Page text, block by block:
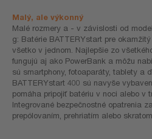
Malý, ale výkonný
Malé rozmery a - v závislosti od
g: Batérie BATTERYstart pre
všetko v jednom. Najlepšie zo
fungujú aj ako PowerBank a môžu
sú smartphony, fotoaparáty, tablety a
BATTERYstart 400 sú navyše
pomáha pripojiť batériu v noci alebo v
Integrované bezpečnostné opatrenia
prepólovaním, prehriatím alebo skratom.